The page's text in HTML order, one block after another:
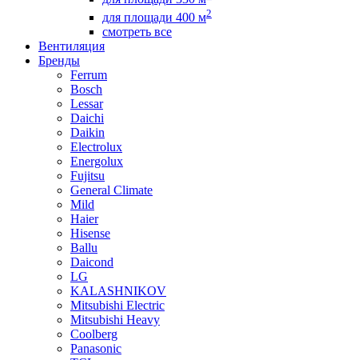
для площади 400 м2
смотреть все
Вентиляция
Бренды
Ferrum
Bosch
Lessar
Daichi
Daikin
Electrolux
Energolux
Fujitsu
General Climate
Mild
Haier
Hisense
Ballu
Daicond
LG
KALASHNIKOV
Mitsubishi Electric
Mitsubishi Heavy
Сoolberg
Panasonic